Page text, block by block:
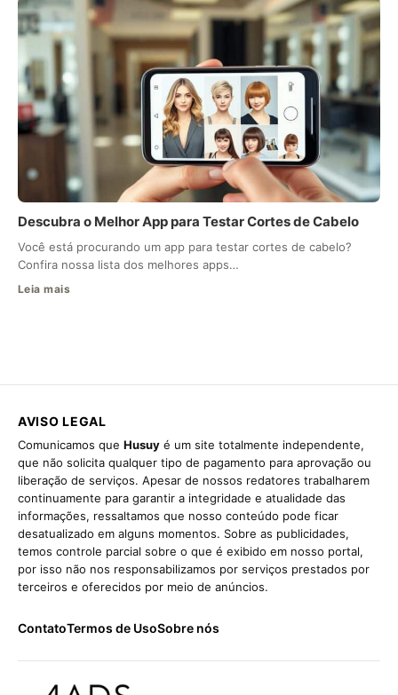
Descubra o Melhor App para Testar Cortes de Cabelo
Você está procurando um app para testar cortes de cabelo?
Confira nossa lista dos melhores apps…
Leia mais
AVISO LEGAL
Comunicamos que Husuy é um site totalmente independente,
que não solicita qualquer tipo de pagamento para aprovação ou
liberação de serviços. Apesar de nossos redatores trabalharem
continuamente para garantir a integridade e atualidade das
informações, ressaltamos que nosso conteúdo pode ficar
desatualizado em alguns momentos. Sobre as publicidades,
temos controle parcial sobre o que é exibido em nosso portal,
por isso não nos responsabilizamos por serviços prestados por
terceiros e oferecidos por meio de anúncios.
ContatoTermos de UsoSobre nós